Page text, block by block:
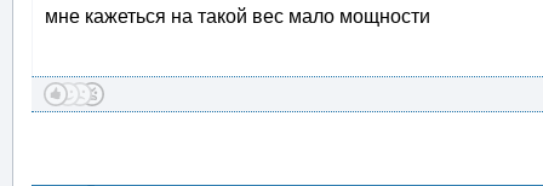
мне кажеться на такой вес мало мощности